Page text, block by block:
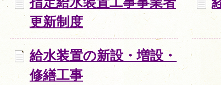
更新制度
給水装置の新設・増設・
修繕工事